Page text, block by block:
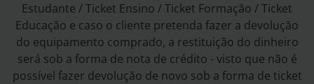
Estudante / Ticket Ensino / Ticket Formação / Ticket
Educação e caso o cliente pretenda fazer a devolução
do equipamento comprado, a restituição do dinheiro
será sob a forma de nota de crédito - visto que não é
possível fazer devolução de novo sob a forma de ticket